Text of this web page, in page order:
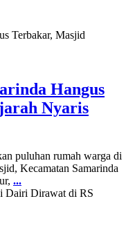
Hangus
Nyaris
puluhan rumah warga di
Kecamatan Samarinda
...